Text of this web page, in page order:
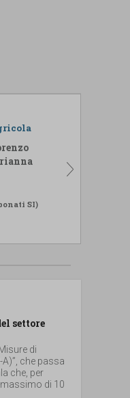
SI)
settore
di
che passa
che, per
massimo di 10